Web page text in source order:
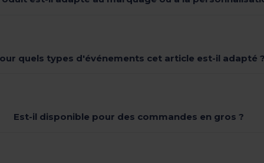
quels types d'événements cet article est-il adapté ?
Est-il disponible pour des commandes en gros ?